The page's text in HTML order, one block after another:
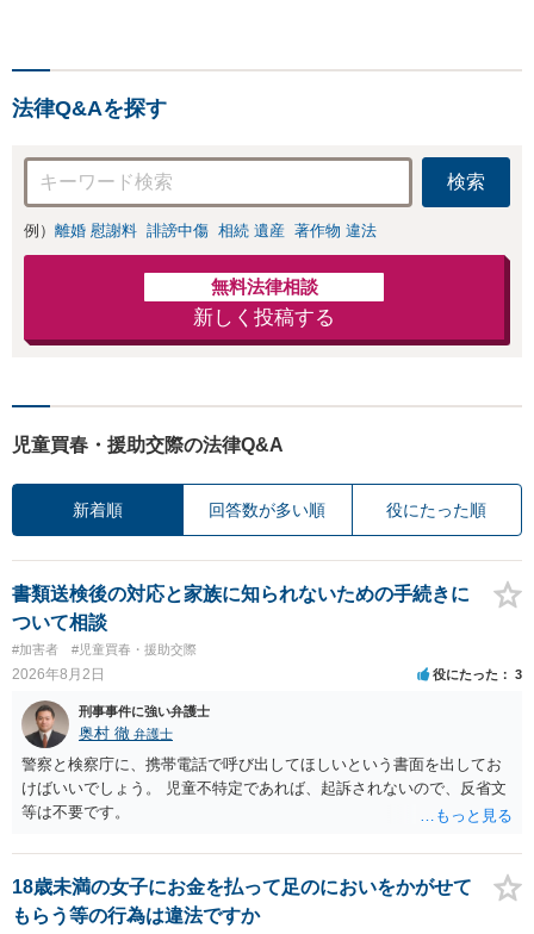
法律Q&Aを探す
検索
例） 離婚 慰謝料 誹謗中傷 相続 遺産 著作物 違法
無料法律相談
新しく投稿する
児童買春・援助交際の法律Q&A
新着順 回答数が多い順 役にたった順
書類送検後の対応と家族に知られないための手続きに
ついて相談
#加害者 #児童買春・援助交際
2026年8月2日 役にたった 3
刑事事件に強い弁護士
奥村 徹 弁護士
警察と検察庁に、携帯電話で呼び出してほしいという書面を出してお
けばいいでしょう。 児童不特定であれば、起訴されないので、反省文
等は不要です。
18歳未満の女子にお金を払って足のにおいをかがせて
もらう等の行為は違法ですか